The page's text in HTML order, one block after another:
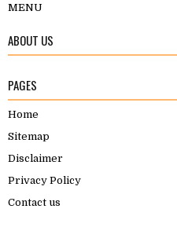
MENU
ABOUT US
PAGES
Home
Sitemap
Disclaimer
Privacy Policy
Contact us